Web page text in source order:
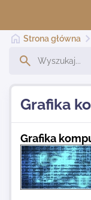
Dodaj stronę
Najnowsze
Strona główna
Grafika
Grafika